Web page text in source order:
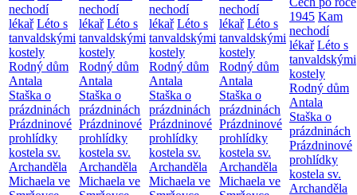
nechodí
lékař Léto s
tanvaldskými
kostely
Rodný dům
Antala
Staška o
prázdninách
Prázdninové
prohlídky
kostela sv.
Archanděla
Michaela ve
nechodí
lékař Léto s
tanvaldskými
kostely
Rodný dům
Antala
Staška o
prázdninách
Prázdninové
prohlídky
kostela sv.
Archanděla
Michaela ve
nechodí
lékař Léto s
tanvaldskými
kostely
Rodný dům
Antala
Staška o
prázdninách
Prázdninové
prohlídky
kostela sv.
Archanděla
Michaela ve
nechodí
lékař Léto s
tanvaldskými
kostely
Rodný dům
Antala
Staška o
prázdninách
Prázdninové
prohlídky
kostela sv.
Archanděla
Michaela ve
1945 Kam
nechodí
lékař Léto s
tanvaldskými
kostely
Rodný dům
Antala
Staška o
prázdninách
Prázdninové
prohlídky
kostela sv.
Archanděla